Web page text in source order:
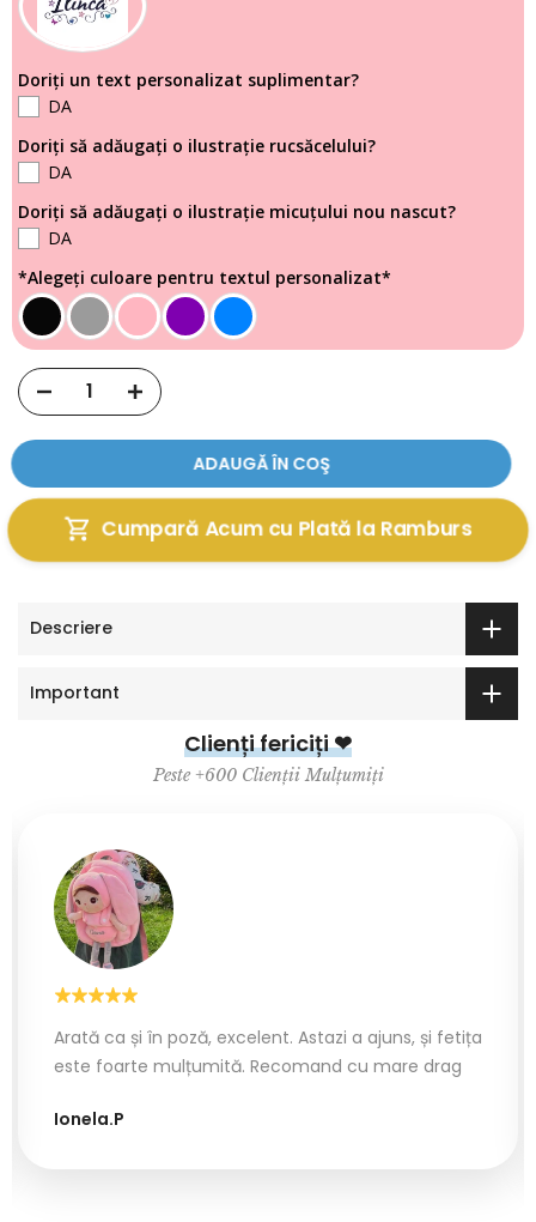
Doriți un text personalizat suplimentar?
DA
Doriți să adăugați o ilustrație rucsăcelului?
DA
Doriți să adăugați o ilustrație micuțului nou nascut?
DA
*Alegeți culoare pentru textul personalizat*
ADAUGĂ ÎN COŞ
Cumpară Acum cu Plată la Ramburs
Descriere
Important
Clienți fericiți ❤
Peste +600 Clienții Mulțumiți
Arată ca și în poză, excelent. Astazi a ajuns, și fetița
este foarte mulțumită. Recomand cu mare drag
Ionela.P